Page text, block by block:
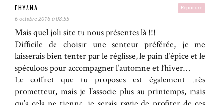
Répondre
EHYANA
6 octobre 2016 à 08:55
Mais quel joli site tu nous présentes là !!!
Difficile de choisir une senteur préférée, je me
laisserais bien tenter par le réglisse, le pain d’épice et le
spéculoos pour accompagner l’automne et l’hiver…
Le coffret que tu proposes est également très
prometteur, mais je l’associe plus au printemps, mais